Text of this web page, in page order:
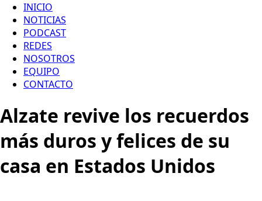
INICIO
NOTICIAS
PODCAST
REDES
NOSOTROS
EQUIPO
CONTACTO
Alzate revive los recuerdos
más duros y felices de su
casa en Estados Unidos